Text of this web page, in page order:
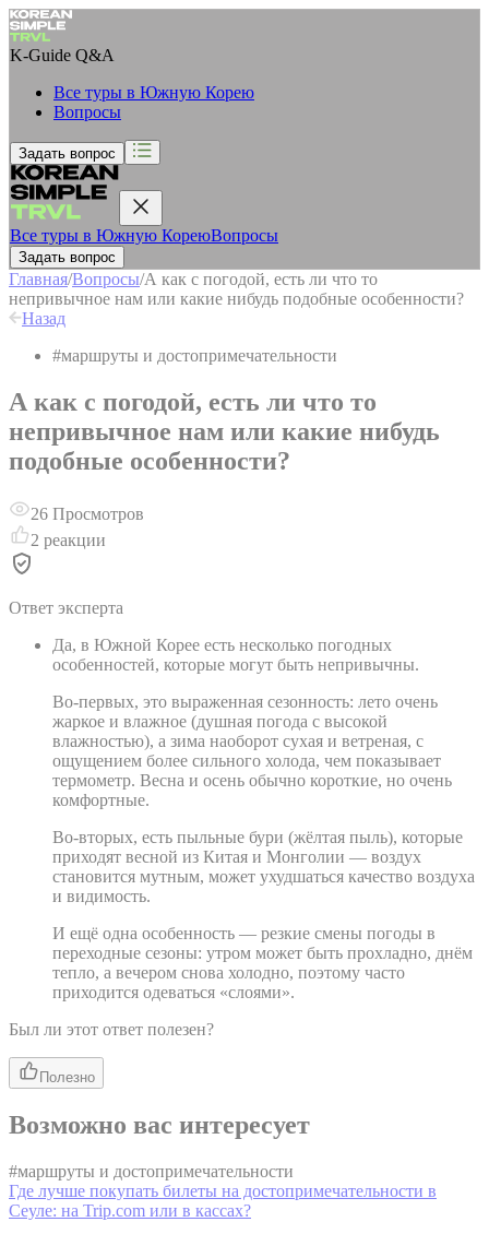
K-Guide Q&A
Все туры в Южную Корею
Вопросы
Задать вопрос
Все туры в Южную КореюВопросы
Задать вопрос
Главная/Вопросы/А как с погодой, есть ли что то
непривычное нам или какие нибудь подобные особенности?
Назад
#маршруты и достопримечательности
А как с погодой, есть ли что то
непривычное нам или какие нибудь
подобные особенности?
26 Просмотров
2 реакции
Ответ эксперта
Да, в Южной Корее есть несколько погодных
особенностей, которые могут быть непривычны.
Во-первых, это выраженная сезонность: лето очень
жаркое и влажное (душная погода с высокой
влажностью), а зима наоборот сухая и ветреная, с
ощущением более сильного холода, чем показывает
термометр. Весна и осень обычно короткие, но очень
комфортные.
Во-вторых, есть пыльные бури (жёлтая пыль), которые
приходят весной из Китая и Монголии — воздух
становится мутным, может ухудшаться качество воздуха
и видимость.
И ещё одна особенность — резкие смены погоды в
переходные сезоны: утром может быть прохладно, днём
тепло, а вечером снова холодно, поэтому часто
приходится одеваться «слоями».
Был ли этот ответ полезен?
Полезно
Возможно вас интересует
#маршруты и достопримечательности
Где лучше покупать билеты на достопримечательности в
Сеуле: на Trip.com или в кассах?